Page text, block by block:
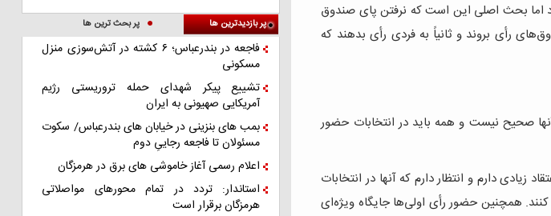
اما بحث اصلی این است که نرفتن پای صندوق
رأی بروند و ثانیاً به فردی رأی بدهند که
صحیح نیست و همه باید در انتخابات حضور
زیادی دارم و انتظار دارم که آنها در انتخابات
همچنین حضور رأی اولی‌ها جایگاه ویژه‌ای
پر بازدیدترین ها پر بحث ترین ها
فاجعه در بندرعباس؛ ۶ کشته در آتش‌سوزی منزل
مسکونی
تشییع پیکر شهدای حمله تروریستی رژیم
آمریکایی صهیونی به ایران
بمب های بنزینی در خیابان های بندرعباس/ سکوت
مسئولان تا فاجعه رجاییِ دوم
اعلام رسمی آغاز خاموشی های برق در هرمزگان
استاندار: تردد در تمام محورهای مواصلاتی
هرمزگان برقرار است